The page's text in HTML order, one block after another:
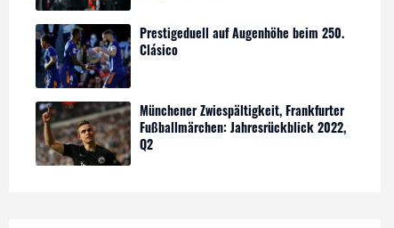
Prestigeduell auf Augenhöhe beim 250.
Clásico
Münchener Zwiespältigkeit, Frankfurter
Fußballmärchen: Jahresrückblick 2022,
Q2